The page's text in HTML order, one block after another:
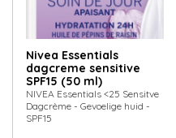
Nivea Essentials
dagcreme sensitive
SPF15 (50 ml)
NIVEA Essentials <25 Sensitve
Dagcrème - Gevoelige huid -
SPF15